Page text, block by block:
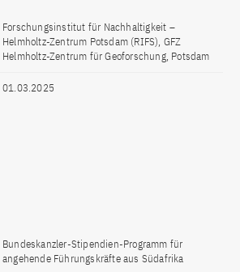
Forschungsinstitut für Nachhaltigkeit –
Helmholtz-Zentrum Potsdam (RIFS), GFZ
Helmholtz-Zentrum für Geoforschung, Potsdam
01.03.2025
Bundeskanzler-Stipendien-Programm für
angehende Führungskräfte aus Südafrika